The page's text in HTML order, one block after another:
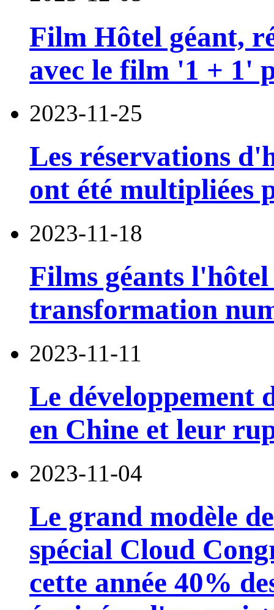
Film Hôtel géant,
avec le film '1 + 1'
2023-11-25
Les réservations
ont été multipliées
2023-11-18
Films géants
transformation
2023-11-11
Le développement
en Chine et leur
2023-11-04
Le grand modèle
spécial Cloud
cette année 40%